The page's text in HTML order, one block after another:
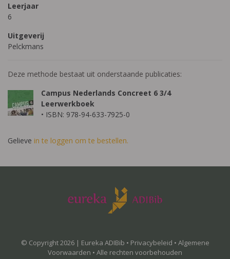
Leerjaar
6
Uitgeverij
Pelckmans
Deze methode bestaat uit onderstaande publicaties:
Campus Nederlands Concreet 6 3/4
Leerwerkboek
• ISBN: 978-94-633-7925-0
Gelieve in te loggen om te bestellen.
© Copyright 2026 | Eureka ADIBib • Privacybeleid • Algemene
Voorwaarden • Alle rechten voorbehouden